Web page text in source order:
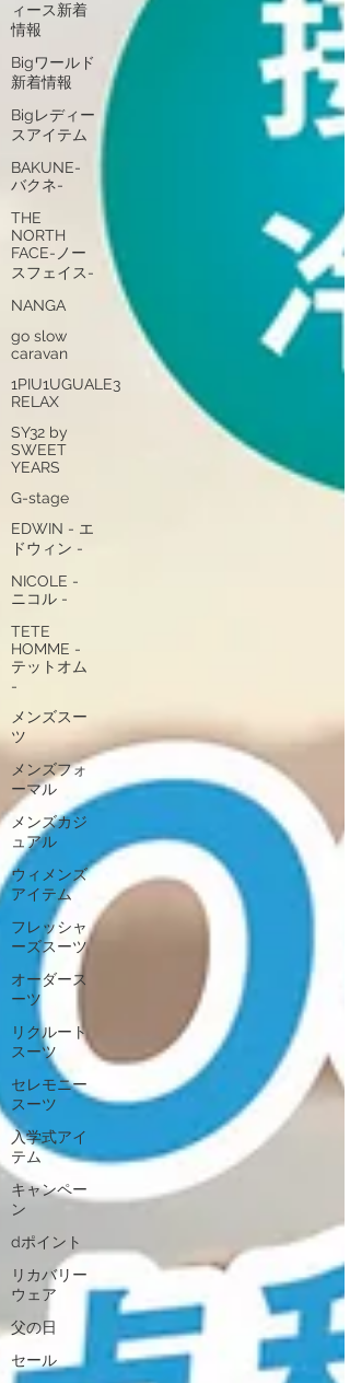
ィース新着
情報
Bigワールド
新着情報
Bigレディー
スアイテム
BAKUNE-
バクネ-
THE
NORTH
FACE-ノー
スフェイス-
NANGA
go slow
caravan
1PIU1UGUALE3
RELAX
SY32 by
SWEET
YEARS
G-stage
EDWIN - エ
ドウィン -
NICOLE -
ニコル -
TETE
HOMME -
テットオム
-
メンズスー
ツ
メンズフォ
ーマル
メンズカジ
ュアル
ウィメンズ
アイテム
フレッシャ
ーズスーツ
オーダース
ーツ
リクルート
スーツ
セレモニー
スーツ
入学式アイ
テム
キャンペー
ン
dポイント
リカバリー
ウェア
父の日
セール